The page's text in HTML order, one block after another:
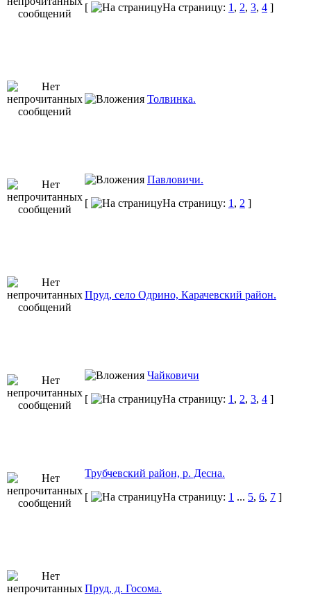
[
На страницу: 1 , 2, 3, 4 ]
Толвинка.
Павловичи.
[
На страницу: 1 , 2 ]
Пруд, село Одрино, Карачевский район.
Чайковичи
[
На страницу: 1 , 2, 3, 4 ]
Трубчевский район, р. Десна.
[
На страницу: 1 ... 5, 6, 7 ]
Пруд, д. Госома.